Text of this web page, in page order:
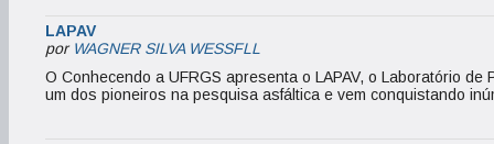
LAPAV
por WAGNER SILVA WESSFLL
O Conhecendo a UFRGS apresenta o LAPAV, o Laboratório
um dos pioneiros na pesquisa asfáltica e vem conquistando